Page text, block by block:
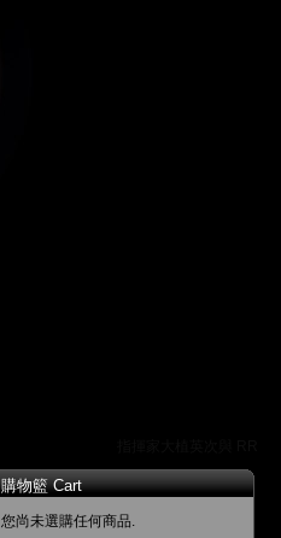
購物籃 Cart
您尚未選購任何商品.